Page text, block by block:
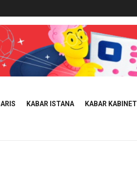
KABAR ISTANA KABAR KABINET